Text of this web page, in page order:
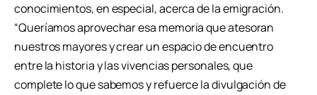
conocimientos, en especial, acerca de la emigración.
“Queríamos aprovechar esa memoria que atesoran
nuestros mayores y crear un espacio de encuentro
entre la historia y las vivencias personales, que
complete lo que sabemos y refuerce la divulgación de